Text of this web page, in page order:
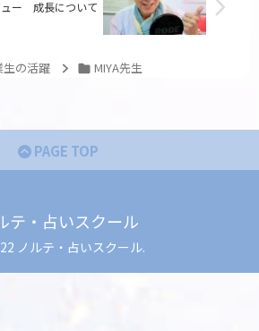
ュー 成長について
生の活躍 MIYA先生
PAGE TOP
テ・占いスクール
ノルテ・占いスクール.